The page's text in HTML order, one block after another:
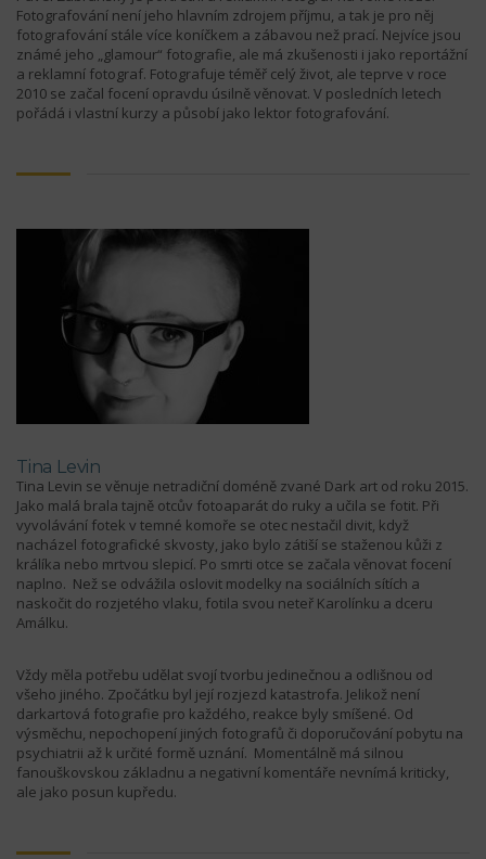
Fotografování není jeho hlavním zdrojem příjmu, a tak je pro něj
fotografování stále více koníčkem a zábavou než prací. Nejvíce jsou
známé jeho „glamour“ fotografie, ale má zkušenosti i jako reportážní
a reklamní fotograf. Fotografuje téměř celý život, ale teprve v roce
2010 se začal focení opravdu úsilně věnovat. V posledních letech
pořádá i vlastní kurzy a působí jako lektor fotografování.
Tina Levin
Tina Levin se věnuje netradiční doméně zvané Dark art od roku 2015.
Jako malá brala tajně otcův fotoaparát do ruky a učila se fotit. Při
vyvolávání fotek v temné komoře se otec nestačil divit, když
nacházel fotografické skvosty, jako bylo zátiší se staženou kůži z
králíka nebo mrtvou slepicí. Po smrti otce se začala věnovat focení
naplno. Než se odvážila oslovit modelky na sociálních sítích a
naskočit do rozjetého vlaku, fotila svou neteř Karolínku a dceru
Amálku.
Vždy měla potřebu udělat svojí tvorbu jedinečnou a odlišnou od
všeho jiného. Zpočátku byl její rozjezd katastrofa. Jelikož není
darkartová fotografie pro každého, reakce byly smíšené. Od
výsměchu, nepochopení jiných fotografů či doporučování pobytu na
psychiatrii až k určité formě uznání. Momentálně má silnou
fanouškovskou základnu a negativní komentáře nevnímá kriticky,
ale jako posun kupředu.